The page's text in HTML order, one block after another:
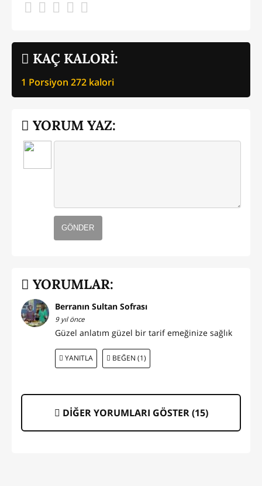
KAÇ KALORİ:
1 Porsiyon 272 kalori
YORUM YAZ:
GÖNDER
YORUMLAR:
Berranın Sultan Sofrası
9 yıl önce
Güzel anlatım güzel bir tarif emeğinize sağlık
YANITLA BEĞEN (1)
DİĞER YORUMLARI GÖSTER (15)